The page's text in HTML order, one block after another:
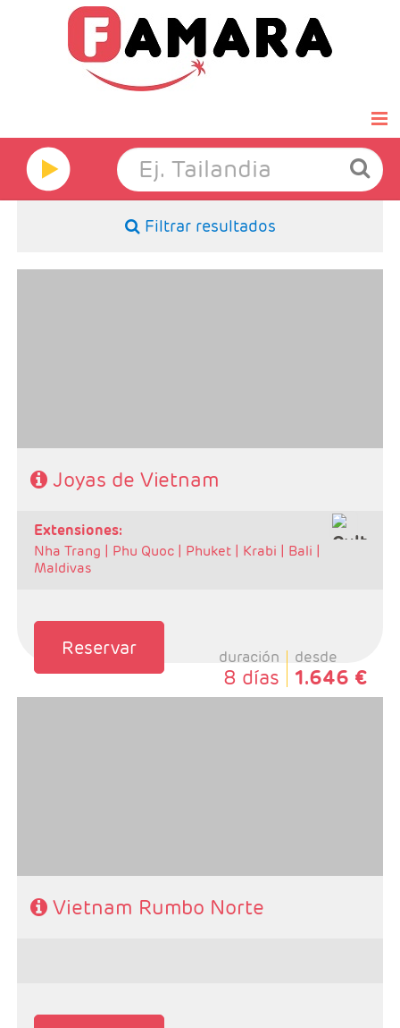
Inicio
Famara Select
Filtrar resultados
Joyas de Vietnam
extensiones:
Nha Trang | Phu Quoc | Phuket | Krabi | Bali |
Maldivas
Reservar duración
8 días
desde
1.646 €
Vietnam Rumbo Norte